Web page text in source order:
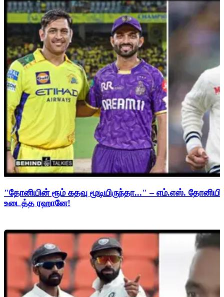
"தோனியின் ரூம் கதவு மூடியிருந்தா..." – எம்.எஸ்.
உடைத்த ரஹானே!